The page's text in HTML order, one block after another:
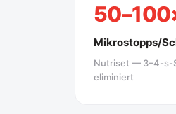
Mikrostopps/
Nutriset — 3–4-s-
eliminiert